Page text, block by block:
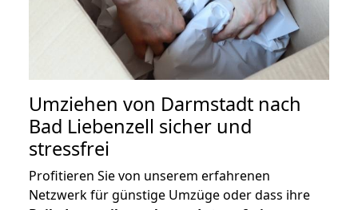
Umziehen von Darmstadt nach
Bad Liebenzell sicher und
stressfrei
Profitieren Sie von unserem erfahrenen
Netzwerk für günstige Umzüge oder dass ihre